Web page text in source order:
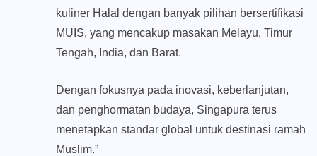
kuliner Halal dengan banyak pilihan bersertifikasi
MUIS, yang mencakup masakan Melayu, Timur
Tengah, India, dan Barat.
Dengan fokusnya pada inovasi, keberlanjutan,
dan penghormatan budaya, Singapura terus
menetapkan standar global untuk destinasi ramah
Muslim.”